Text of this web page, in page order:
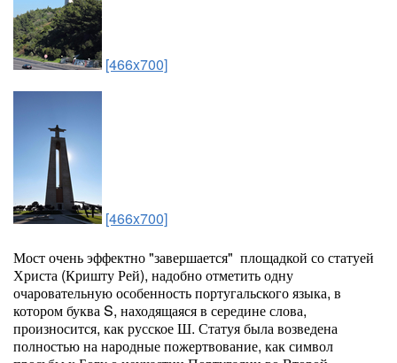
[466x700]
[466x700]
Мост очень эффектно "завершается" площадкой со статуей
Христа (Кришту Рей), надобно отметить одну
очаровательную особенность португальского языка, в
котором буква S, находящаяся в середине слова,
произносится, как русское Ш. Статуя была возведена
полностью на народные пожертвование, как символ